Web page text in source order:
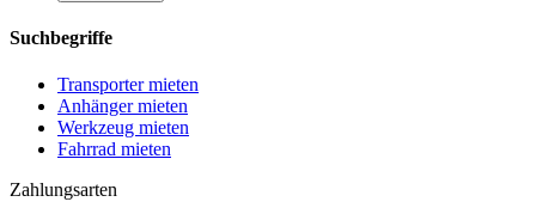
Suchbegriffe
Transporter mieten
Anhänger mieten
Werkzeug mieten
Fahrrad mieten
Zahlungsarten